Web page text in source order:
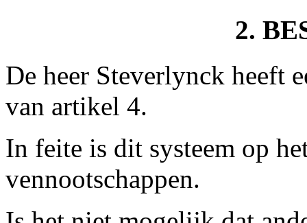
2.
De heer Steverlynck heeft
van artikel 4.
In feite is dit systeem op
vennootschappen.